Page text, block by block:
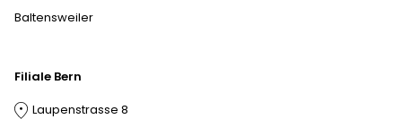
Baltensweiler
Filiale Bern
Laupenstrasse 8